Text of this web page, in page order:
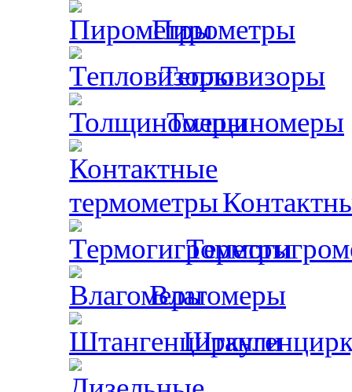
Пирометры
Тепловизоры
Толщиномеры
Влагомеры